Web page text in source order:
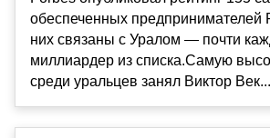
обеспеченных предпринимателей
них связаны с Уралом — почти
миллиардер из списка.Самую
среди уральцев занял Виктор Век...